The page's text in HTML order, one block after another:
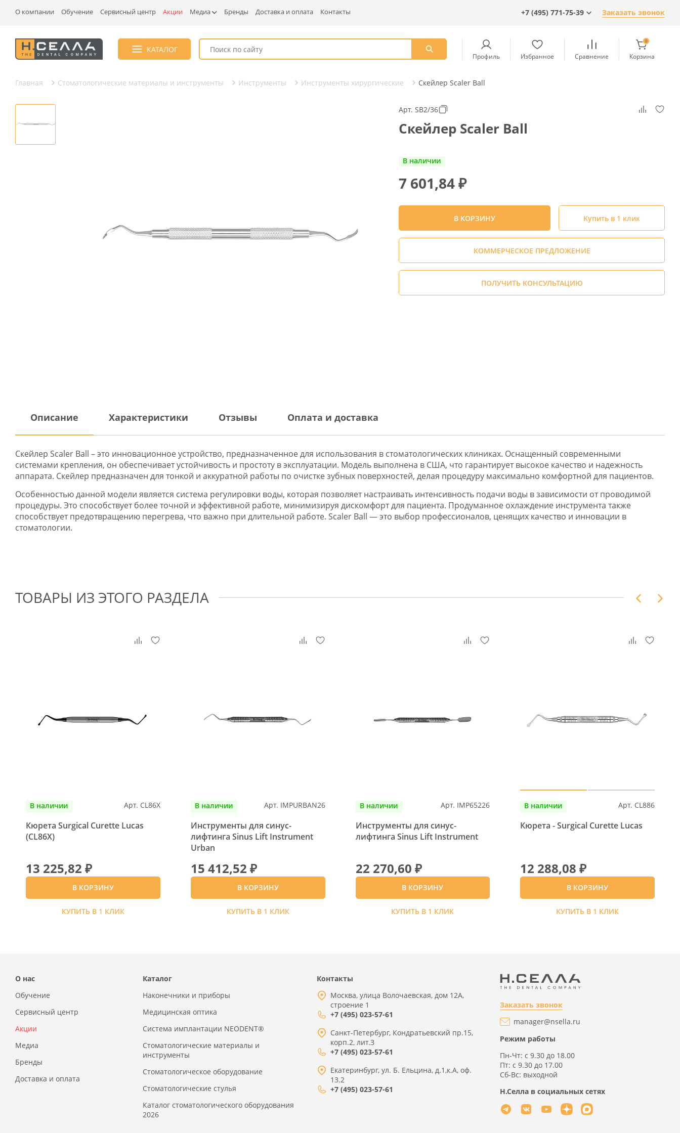
О компании Обучение Сервисный центр Акции Медиа Бренды Доставка и оплата Контакты +7 (495) 771-75-39 Заказать звонок
КАТАЛОГ
Профиль Избранное Сравнение
0
Корзина
Главная Стоматологические материалы и инструменты Инструменты Инструменты хирургические Скейлер Scaler Ball
Арт. SB2/36
Скейлер Scaler Ball
В наличии
7 601,84₽
В КОРЗИНУ Купить в 1 клик
КОММЕРЧЕСКОЕ ПРЕДЛОЖЕНИЕ
ПОЛУЧИТЬ КОНСУЛЬТАЦИЮ
Описание Характеристики Отзывы Оплата и доставка
Скейлер Scaler Ball – это инновационное устройство, предназначенное для использования в стоматологических клиниках. Оснащенный современными
системами крепления, он обеспечивает устойчивость и простоту в эксплуатации. Модель выполнена в США, что гарантирует высокое качество и надежность
аппарата. Скейлер предназначен для тонкой и аккуратной работы по очистке зубных поверхностей, делая процедуру максимально комфортной для пациентов.
Особенностью данной модели является система регулировки воды, которая позволяет настраивать интенсивность подачи воды в зависимости от проводимой
процедуры. Это способствует более точной и эффективной работе, минимизируя дискомфорт для пациента. Продуманное охлаждение инструмента также
способствует предотвращению перегрева, что важно при длительной работе. Scaler Ball — это выбор профессионалов, ценящих качество и инновации в
стоматологии.
ТОВАРЫ ИЗ ЭТОГО РАЗДЕЛА
В наличии Арт. CL86X
Кюрета Surgical Curette Lucas
(CL86X)
13 225,82 ₽
В КОРЗИНУ
КУПИТЬ В 1 КЛИК
В наличии Арт. IMPURBAN26
Инструменты для синус-
лифтинга Sinus Lift Instrument
Urban
15 412,52 ₽
В КОРЗИНУ
КУПИТЬ В 1 КЛИК
В наличии Арт. IMP65226
Инструменты для синус-
лифтинга Sinus Lift Instrument
22 270,60 ₽
В КОРЗИНУ
КУПИТЬ В 1 КЛИК
В наличии Арт. CL886
Кюрета - Surgical Curette Lucas
12 288,08 ₽
В КОРЗИНУ
КУПИТЬ В 1 КЛИК
О нас
Обучение
Сервисный центр
Акции
Медиа
Бренды
Доставка и оплата
Каталог
Наконечники и приборы
Медицинская оптика
Система имплантации NEODENT®
Стоматологические материалы и
инструменты
Стоматологическое оборудование
Стоматологические стулья
Каталог стоматологического оборудования
2026
Контакты
Москва, улица Волочаевская, дом 12А,
строение 1
+7 (495) 023-57-61
Санкт-Петербург, Кондратьевский пр.15,
корп.2, лит.З
+7 (495) 023-57-61
Екатеринбург, ул. Б. Ельцина, д.1,к.А, оф.
13.2
+7 (495) 023-57-61
Заказать звонок
manager@nsella.ru
Режим работы
Пн-Чт: с 9.30 до 18.00
Пт: с 9.30 до 17.00
Сб-Вс: выходной
Н.Селла в социальных сетях